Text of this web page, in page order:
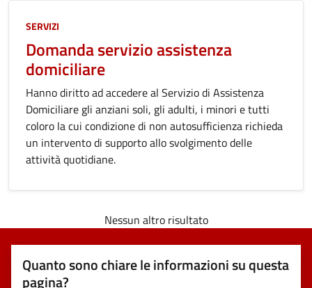
SERVIZI
Domanda servizio assistenza
domiciliare
Hanno diritto ad accedere al Servizio di Assistenza
Domiciliare gli anziani soli, gli adulti, i minori e tutti
coloro la cui condizione di non autosufficienza richieda
un intervento di supporto allo svolgimento delle
attività quotidiane.
Nessun altro risultato
Quanto sono chiare le informazioni su questa
pagina?